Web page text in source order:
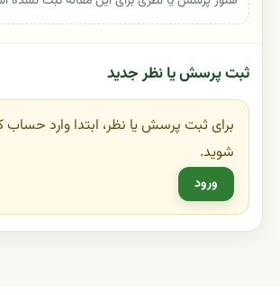
ثبت پرسش یا نظر جدید
برای ثبت پرسش یا نظر، ابتدا وارد حساب
شوید.
ورود